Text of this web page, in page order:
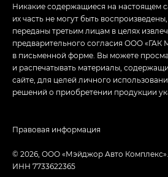
Никакие содержащиеся на настоящем
их часть не могут быть
переданы третьим лицам в целях
предварительного согласия ООО
в письменной форме. Вы можете
и распечатывать материалы,
сайте, для целей личного
решений о приобретении продукции
© 2026, ООО «Мэйджор Авто Комплекс».
ИНН 7733622365
Правовая информация